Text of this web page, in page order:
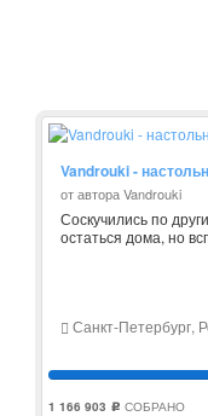
Vandrouki -
от автора Vandrouki
Соскучились по
остаться дома, но
Санкт-Петербург,
1 166 903 c СОБРАНО